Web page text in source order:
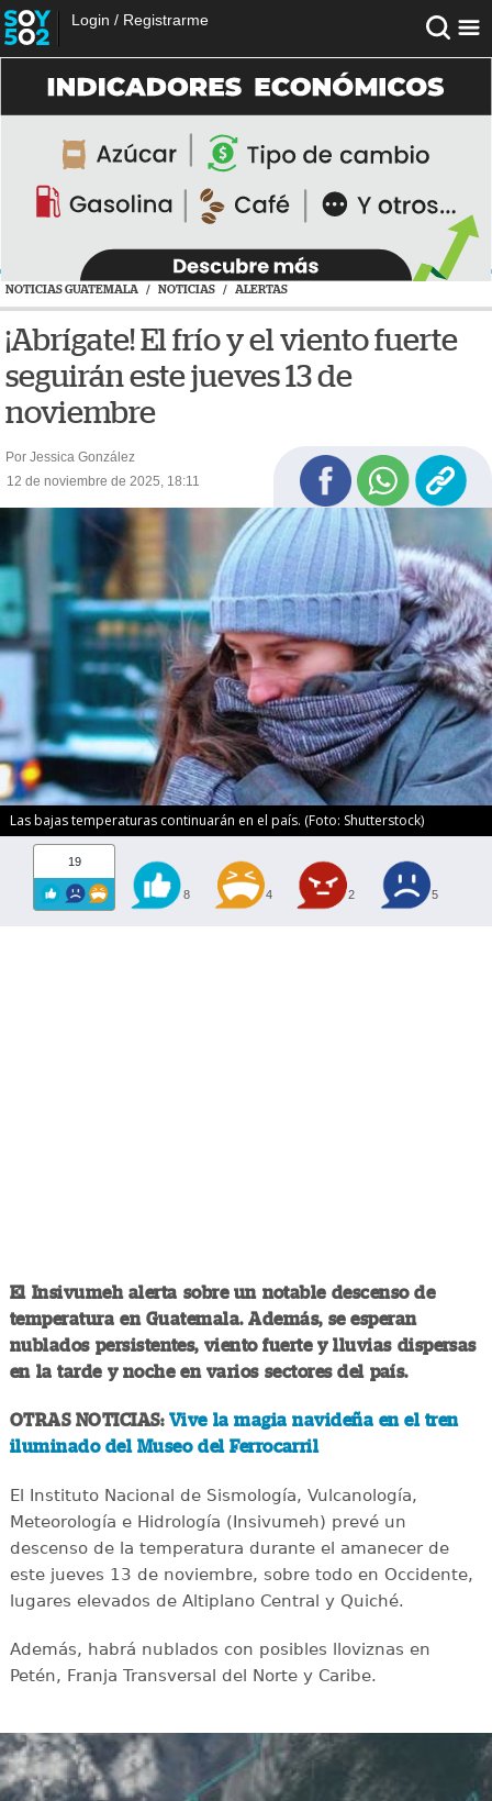
Login / Registrarme
NOTICIAS GUATEMALA / NOTICIAS / ALERTAS
¡Abrígate! El frío y el viento fuerte
seguirán este jueves 13 de
noviembre
Por Jessica González
12 de noviembre de 2025, 18:11
Las bajas temperaturas continuarán en el país. (Foto: Shutterstock)
19
8 4 2 5
El Insivumeh alerta sobre un notable descenso de
temperatura en Guatemala. Además, se esperan
nublados persistentes, viento fuerte y lluvias dispersas
en la tarde y noche en varios sectores del país.
OTRAS NOTICIAS: Vive la magia navideña en el tren
iluminado del Museo del Ferrocarril
El Instituto Nacional de Sismología, Vulcanología,
Meteorología e Hidrología (Insivumeh) prevé un
descenso de la temperatura durante el amanecer de
este jueves 13 de noviembre, sobre todo en Occidente,
lugares elevados de Altiplano Central y Quiché.
Además, habrá nublados con posibles lloviznas en
Petén, Franja Transversal del Norte y Caribe.